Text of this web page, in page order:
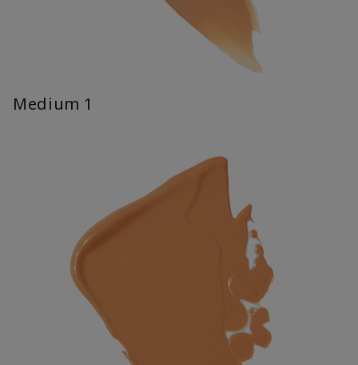
Medium 1